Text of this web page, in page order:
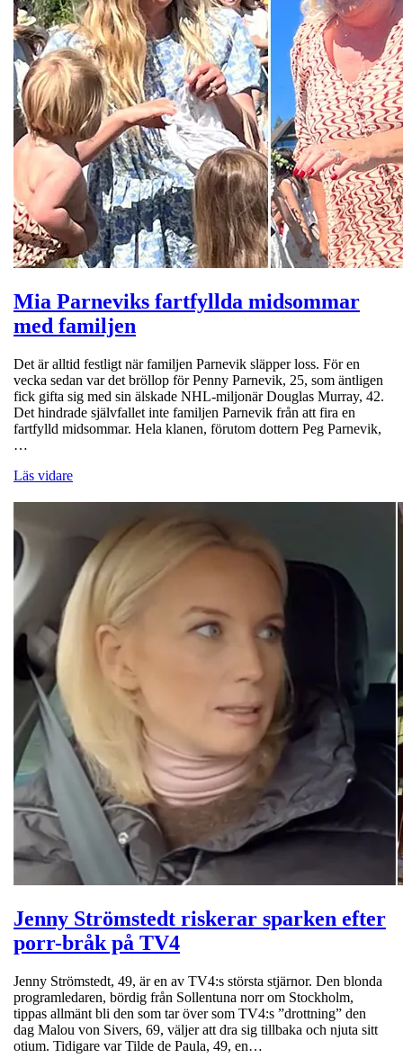
Mia Parneviks fartfyllda midsommar
med familjen
Det är alltid festligt när familjen Parnevik släpper loss. För en
vecka sedan var det bröllop för Penny Parnevik, 25, som äntligen
fick gifta sig med sin älskade NHL-miljonär Douglas Murray, 42.
Det hindrade självfallet inte familjen Parnevik från att fira en
fartfylld midsommar. Hela klanen, förutom dottern Peg Parnevik,
…
Läs vidare
Jenny Strömstedt riskerar sparken efter
porr-bråk på TV4
Jenny Strömstedt, 49, är en av TV4:s största stjärnor. Den blonda
programledaren, bördig från Sollentuna norr om Stockholm,
tippas allmänt bli den som tar över som TV4:s ”drottning” den
dag Malou von Sivers, 69, väljer att dra sig tillbaka och njuta sitt
otium. Tidigare var Tilde de Paula, 49, en…